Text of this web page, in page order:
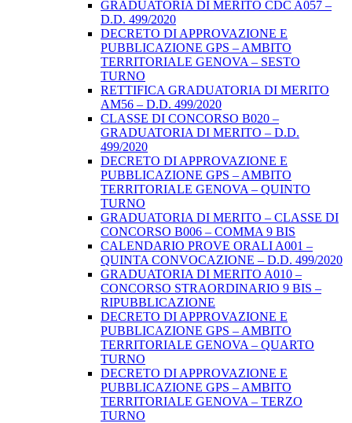
GRADUATORIA DI MERITO CDC A057 –
D.D. 499/2020
DECRETO DI APPROVAZIONE E
PUBBLICAZIONE GPS – AMBITO
TERRITORIALE GENOVA – SESTO
TURNO
RETTIFICA GRADUATORIA DI MERITO
AM56 – D.D. 499/2020
CLASSE DI CONCORSO B020 –
GRADUATORIA DI MERITO – D.D.
499/2020
DECRETO DI APPROVAZIONE E
PUBBLICAZIONE GPS – AMBITO
TERRITORIALE GENOVA – QUINTO
TURNO
GRADUATORIA DI MERITO – CLASSE DI
CONCORSO B006 – COMMA 9 BIS
CALENDARIO PROVE ORALI A001 –
QUINTA CONVOCAZIONE – D.D. 499/2020
GRADUATORIA DI MERITO A010 –
CONCORSO STRAORDINARIO 9 BIS –
RIPUBBLICAZIONE
DECRETO DI APPROVAZIONE E
PUBBLICAZIONE GPS – AMBITO
TERRITORIALE GENOVA – QUARTO
TURNO
DECRETO DI APPROVAZIONE E
PUBBLICAZIONE GPS – AMBITO
TERRITORIALE GENOVA – TERZO
TURNO